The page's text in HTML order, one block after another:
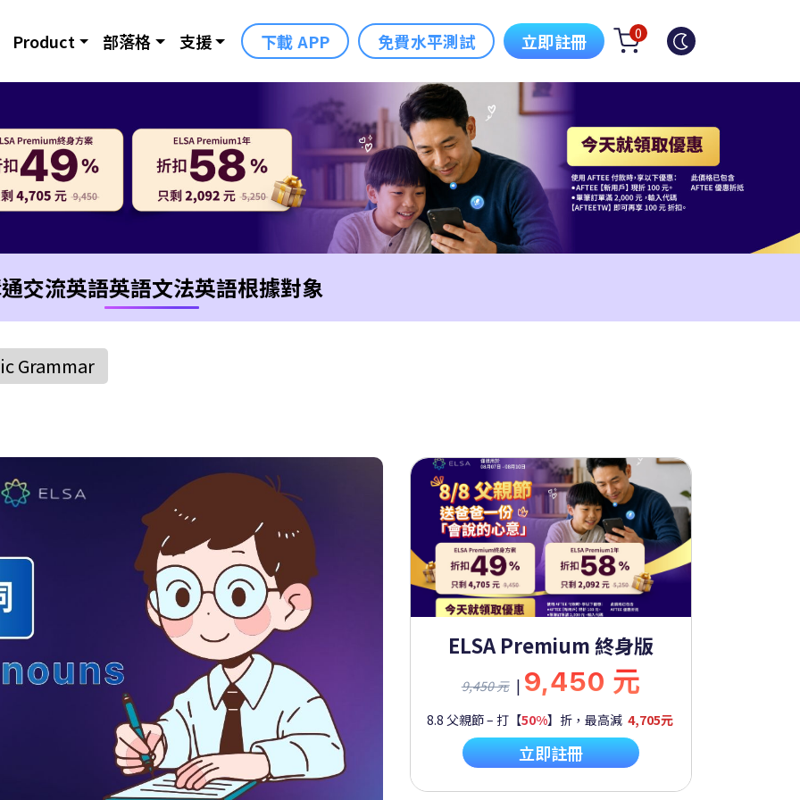
Product 部落格 支援 下載 APP 免費水平測試 立即註冊 0
交流英語英語文法英語根據對象
Grammar
ELSA Premium 終身版
9,450 元 | 9,450 元
8.8 父親節 – 打【50%】折，最高減 4,705元
立即註冊